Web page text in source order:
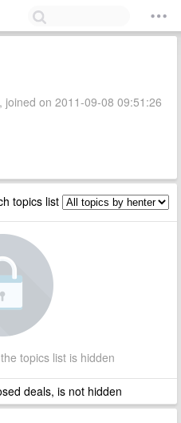
joined on 2011-09-08 09:51:26
topics list
topics list is hidden
deals, is not hidden